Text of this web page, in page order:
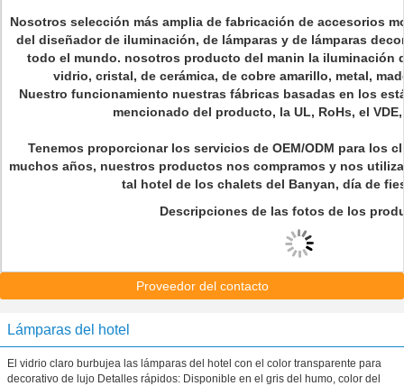
Nosotros selección más amplia de fabricación de accesorios
del diseñador de iluminación, de lámparas y de lámparas
todo el mundo. nosotros producto del manin la iluminación
vidrio, cristal, de cerámica, de cobre amarillo, metal,
Nuestro funcionamiento nuestras fábricas basadas en los
mencionado del producto, la UL, RoHs, el VDE,
Tenemos proporcionar los servicios de OEM/ODM para los
muchos años, nuestros productos nos compramos y nos
tal hotel de los chalets del Banyan, día de
Descripciones de las fotos de los
Proveedor del contacto
Lámparas del hotel
El vidrio claro burbujea las lámparas del hotel con el color transparente para
decorativo de lujo Detalles rápidos: Disponible en el gris del humo, color del